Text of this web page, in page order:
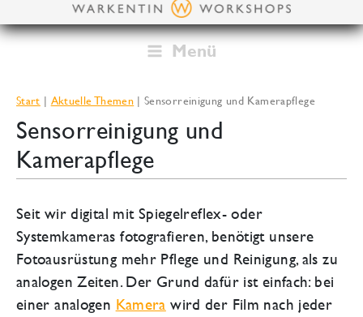
Inhalt
Menü
Start Aktuelle Themen Sensorreinigung und Kamerapflege
Sensorreinigung und
Kamerapflege
Seit wir digital mit Spiegelreflex- oder
Systemkameras fotografieren, benötigt unsere
Fotoausrüstung mehr Pflege und Reinigung, als zu
analogen Zeiten. Der Grund dafür ist einfach: bei
einer analogen Kamera wird der Film nach jeder